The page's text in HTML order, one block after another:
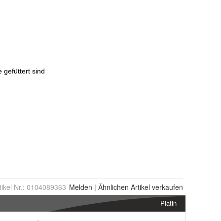
Nr.: 0104089363 Melden | Ähnlichen Artikel verkaufen
Platin